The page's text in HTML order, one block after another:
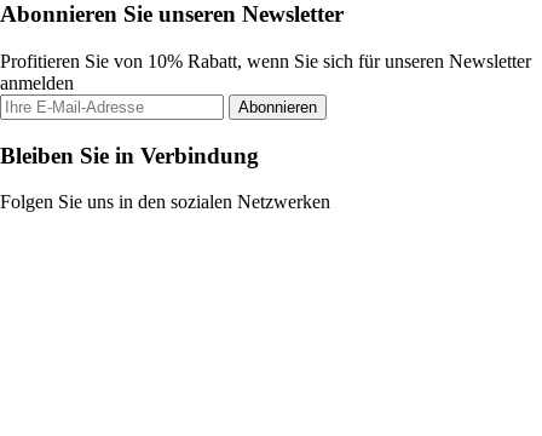
Abonnieren Sie unseren Newsletter
Profitieren Sie von 10% Rabatt, wenn Sie sich für unseren Newsletter
anmelden
Abonnieren
Bleiben Sie in Verbindung
Folgen Sie uns in den sozialen Netzwerken